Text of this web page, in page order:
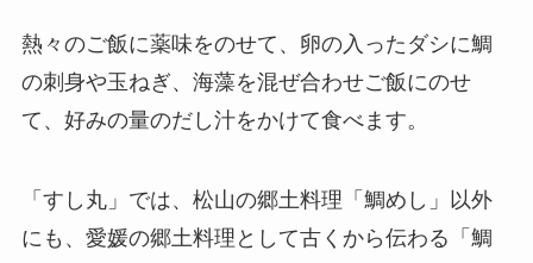
熱々のご飯に薬味をのせて、卵の入ったダシに鯛
の刺身や玉ねぎ、海藻を混ぜ合わせご飯にのせ
て、好みの量のだし汁をかけて食べます。
「すし丸」では、松山の郷土料理「鯛めし」以外
にも、愛媛の郷土料理として古くから伝わる「鯛